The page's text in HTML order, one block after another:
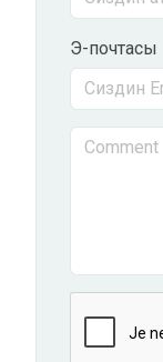
Э-почтасы